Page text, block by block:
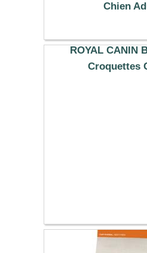
Chien
ROYAL CANIN
Croquettes